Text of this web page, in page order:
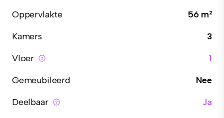
Oppervlakte
56 m²
Kamers
3
Vloer
1
Gemeubileerd
Nee
Deelbaar
Ja